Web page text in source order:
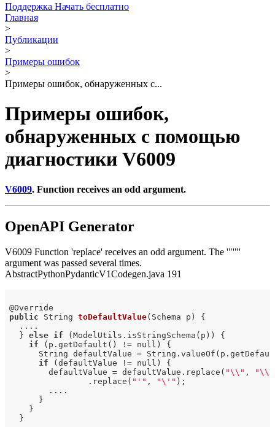
Поддержка Начать бесплатно
Главная
>
Публикации
>
Примеры ошибок
>
Примеры ошибок, обнаруженных с...
Примеры ошибок,
обнаруженных с помощью
диагностики V6009
V6009. Function receives an odd argument.
OpenAPI Generator
V6009 Function 'replace' receives an odd argument. The '"'"'
argument was passed several times.
AbstractPythonPydanticV1Codegen.java 191
@
public String toDefaultValue(Schema p)
{
  ....
  }
else if (ModelUtils.isStringSchema(p)) {
if (p.getDefault() != null) {
String defaultValue =
if (defaultValue != null) {
        defaultValue = defaultValue.replace(
"\\" ,
                .replace(
"'" , "\'"
        ....
      }
    }
  }